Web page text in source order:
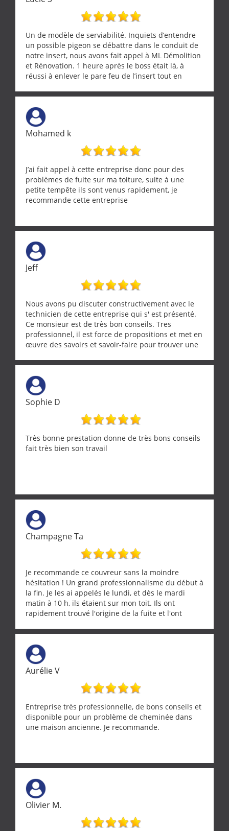
Un de modèle de serviabilité. Inquiets d’entendre
un possible pigeon se débattre dans le conduit de
notre insert, nous avons fait appel à ML Démolition
et Rénovation. 1 heure après le boss était là, à
réussi à enlever le pare feu de l’insert tout en
tourterelle et s’est ensuite patiemment occupé de
l’oiseau jusqu’à ce qu’il reprenne ses esprits et
puisse s’envoler. Après quoi il a procédé au
ramonage de notre insert avec dextérité et une
grande propreté, nous gratifiant également de
nombreux conseils concernant d’autres sujets. Un
entrepreneur comme on souhaite en rencontrer.
Encore un grand merci à lui.
Mohamed k
J’ai fait appel à cette entreprise donc pour des
problèmes de fuite sur ma toiture, suite à une
petite tempête ils sont venus rapidement, je
recommande cette entreprise
Jeff
Nous avons pu discuter constructivement avec le
technicien de cette entreprise qui s' est présenté.
Ce monsieur est de très bon conseils. Tres
professionnel, il est force de propositions et met en
œuvre des savoirs et savoir-faire pour trouver une
demande de l écoute et de la considération, ce qui
ne se trouve que chez les pationnés de leur métier.
Merci a ce monsieur pour sa disponibilité
Sophie D
Très bonne prestation donne de très bons conseils
fait très bien son travail
Champagne Ta
Je recommande ce couvreur sans la moindre
hésitation ! Un grand professionnalisme du début à
la fin. Je les ai appelés le lundi, et dès le mardi
matin à 10 h, ils étaient sur mon toit. Ils ont
rapidement trouvé l'origine de la fuite et l'ont
Une équipe sérieuse, réactive et compétente. C'est
vraiment rassurant de pouvoir compter sur des
artisans aussi professionnels. Merci encore !
Aurélie V
Entreprise très professionnelle, de bons conseils et
disponible pour un problème de cheminée dans
une maison ancienne. Je recommande.
Olivier M.